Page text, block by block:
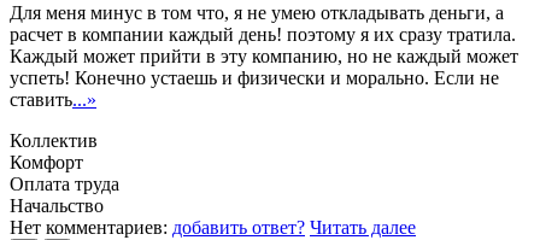
Для меня минус в том что, я не умею откладывать деньги, а
расчет в компании каждый день! поэтому я их сразу тратила.
Каждый может прийти в эту компанию, но не каждый может
успеть! Конечно устаешь и физически и морально. Если не
ставить...»
Коллектив
Комфорт
Оплата труда
Начальство
Нет комментариев: добавить ответ? Читать далее